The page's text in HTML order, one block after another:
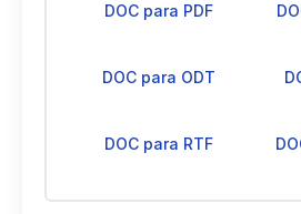
DOC para PDF
DOC para ODT
DOC para RTF